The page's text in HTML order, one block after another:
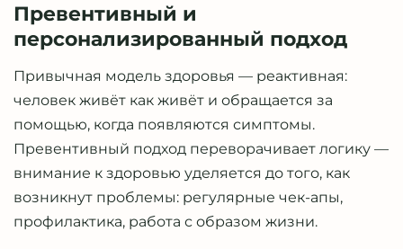
Превентивный и
персонализированный подход
Привычная модель здоровья — реактивная:
человек живёт как живёт и обращается за
помощью, когда появляются симптомы.
Превентивный подход переворачивает логику —
внимание к здоровью уделяется до того, как
возникнут проблемы: регулярные чек-апы,
профилактика, работа с образом жизни.